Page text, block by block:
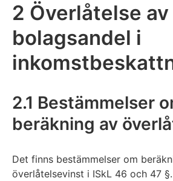
2 Överlåtelse av
bolagsandel i
2.1 Bestämmelser
beräkning av
Det finns bestämmelser om
överlåtelsevinst i ISkL 46 och 47